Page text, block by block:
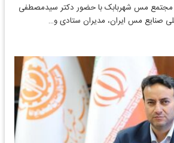
مجتمع مس شهربابک با حضور دکتر سیدمصطفی
صنایع مس ایران، مدیران ستادی و…